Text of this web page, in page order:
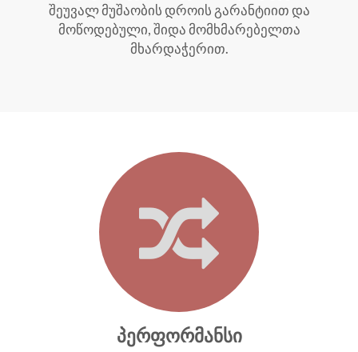
შეუვალ მუშაობის დროის გარანტიით და
მოწოდებული, შიდა მომხმარებელთა
მხარდაჭერით.
პერფორმანსი